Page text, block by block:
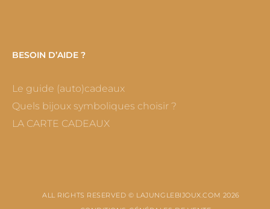
BESOIN D’AIDE ?
Le guide (auto)cadeaux
Quels bijoux symboliques choisir ?
LA CARTE CADEAUX
ALL RIGHTS RESERVED © LAJUNGLEBIJOUX.COM 2026